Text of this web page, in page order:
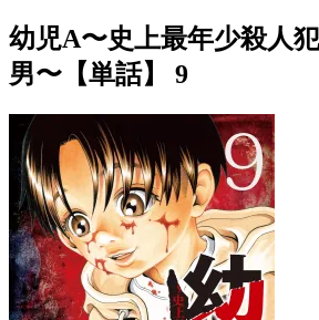
幼児A〜史上最年少殺人
男〜【単話】 9